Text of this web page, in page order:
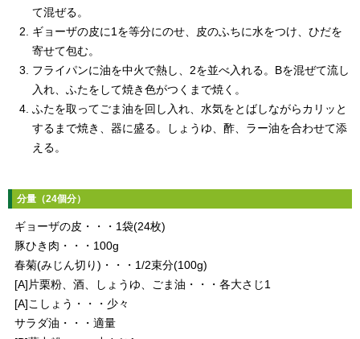
て混ぜる。
ギョーザの皮に1を等分にのせ、皮のふちに水をつけ、ひだを
寄せて包む。
フライパンに油を中火で熱し、2を並べ入れる。Bを混ぜて流し
入れ、ふたをして焼き色がつくまで焼く。
ふたを取ってごま油を回し入れ、水気をとばしながらカリッと
するまで焼き、器に盛る。しょうゆ、酢、ラー油を合わせて添
える。
分量（24個分）
ギョーザの皮・・・1袋(24枚)
豚ひき肉・・・100g
春菊(みじん切り)・・・1/2束分(100g)
[A]片栗粉、酒、しょうゆ、ごま油・・・各大さじ1
[A]こしょう・・・少々
サラダ油・・・適量